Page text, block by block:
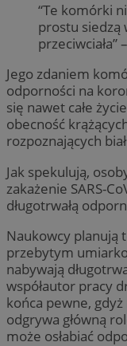
“Te komórki
prostu siedzą
przeciwciała” –
Jego zdaniem
odporności na
się nawet całe
obecność
rozpoznających
Jak spekulują,
zakażenie SARS-
długotrwałą
Naukowcy planują
przebytym
nabywają
współautor pracy
końca pewne,
odgrywa główną
może osłabiać